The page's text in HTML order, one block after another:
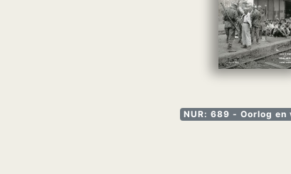
NUR: 689 - Oorlog en